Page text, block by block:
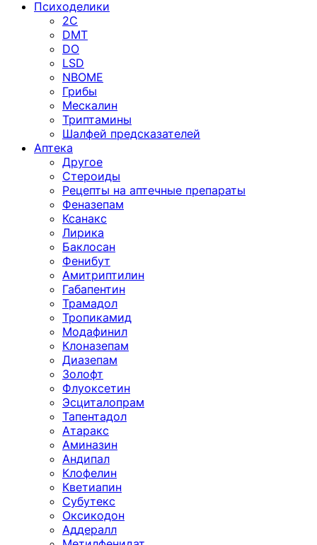
Психоделики
2C
DMT
DO
LSD
NBOME
Грибы
Мескалин
Триптамины
Шалфей предсказателей
Аптека
Другое
Стероиды
Рецепты на аптечные препараты
Феназепам
Ксанакс
Лирика
Баклосан
Фенибут
Амитриптилин
Габапентин
Трамадол
Тропикамид
Модафинил
Клоназепам
Диазепам
Золофт
Флуоксетин
Эсциталопрам
Тапентадол
Атаракс
Аминазин
Андипал
Клофелин
Кветиапин
Субутекс
Оксикодон
Аддералл